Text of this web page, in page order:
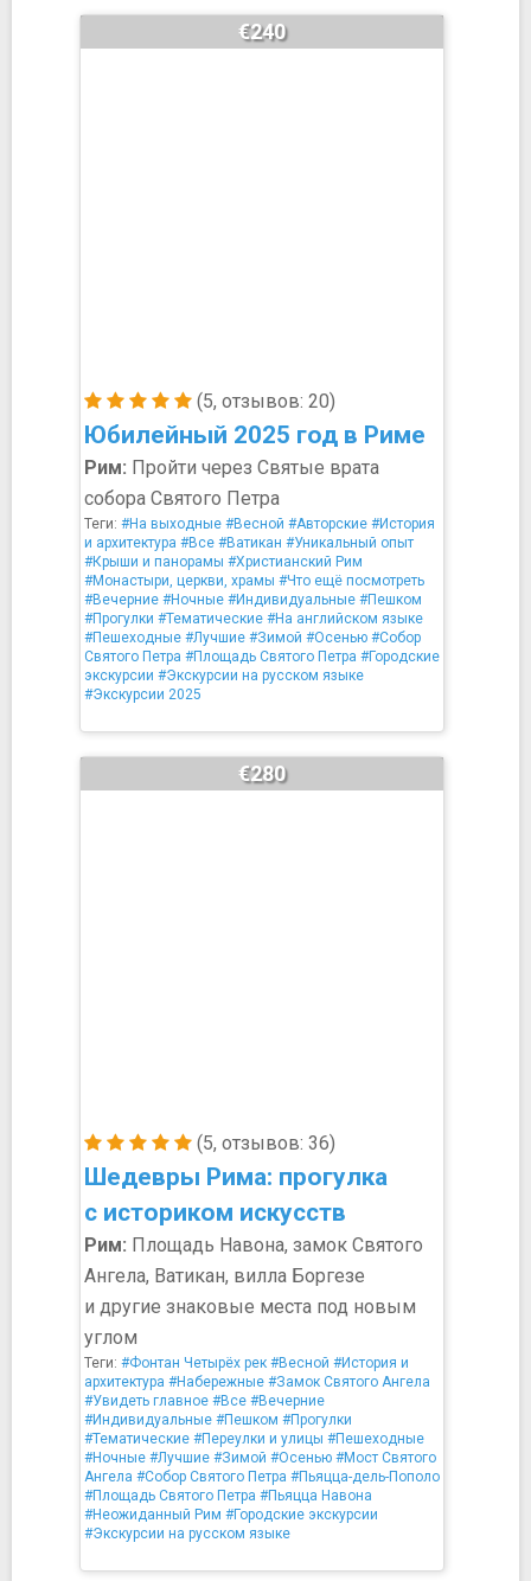
(5, отзывов: 20)
Юбилейный 2025 год в Риме
€240
Рим: Пройти через Святые врата
собора Святого Петра
Теги: #На выходные #Весной #Авторские #История
и архитектура #Все #Ватикан #Уникальный опыт
#Крыши и панорамы #Христианский Рим
#Монастыри, церкви, храмы #Что ещё посмотреть
#Вечерние #Ночные #Индивидуальные #Пешком
#Прогулки #Тематические #На английском языке
#Пешеходные #Лучшие #Зимой #Осенью #Собор
Святого Петра #Площадь Святого Петра #Городские
экскурсии #Экскурсии на русском языке
#Экскурсии 2025
(5, отзывов: 36)
Шедевры Рима: прогулка
с историком искусств
€280
Рим: Площадь Навона, замок Святого
Ангела, Ватикан, вилла Боргезе
и другие знаковые места под новым
углом
Теги: #Фонтан Четырёх рек #Весной #История и
архитектура #Набережные #Замок Святого Ангела
#Увидеть главное #Все #Вечерние
#Индивидуальные #Пешком #Прогулки
#Тематические #Переулки и улицы #Пешеходные
#Ночные #Лучшие #Зимой #Осенью #Мост Святого
Ангела #Собор Святого Петра #Пьяцца-дель-Пополо
#Площадь Святого Петра #Пьяцца Навона
#Неожиданный Рим #Городские экскурсии
#Экскурсии на русском языке